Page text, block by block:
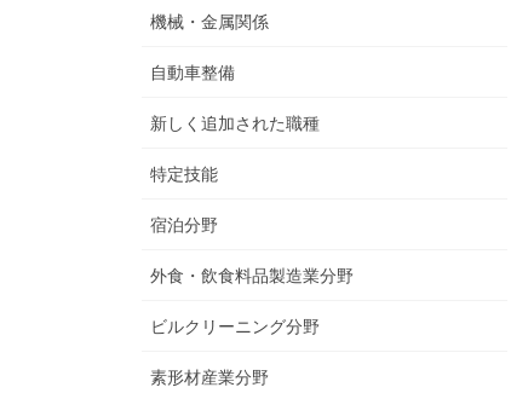
機械・金属関係
自動車整備
新しく追加された職種
特定技能
宿泊分野
外食・飲食料品製造業分野
ビルクリーニング分野
素形材産業分野